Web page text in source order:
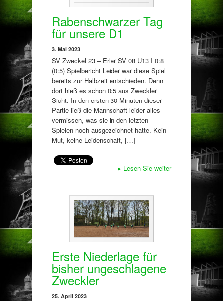
Rabenschwarzer Tag
für unsere D1
3. Mai 2023
SV Zweckel 23 – Erler SV 08 U13 I 0:8
(0:5) Spielbericht Leider war diese Spiel
bereits zur Halbzeit entschieden. Denn
dort hieß es schon 0:5 aus Zweckler
Sicht. In den ersten 30 Minuten dieser
Partie ließ die Mannschaft leider alles
vermissen, was sie in den letzten
Spielen noch ausgezeichnet hatte. Kein
Mut, keine Leidenschaft, […]
▸ Lesen Sie weiter
Erste Niederlage für
bisher ungeschlagene
Zweckler
25. April 2023